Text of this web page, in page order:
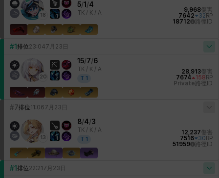
18 1
5/1 /4
TK / K / A 9,968傷害
7642
32 RP
18712
路徑ID
#1 排位23:047月23日
20 2
15/7/6
TK / K / A
T 1
28,913傷害
7674
158 RP
Private 路徑ID
#7排位11:067月23日
13 1
8/4/3
TK / K / A
T 1
12,237傷害
7516
30 RP
51959
路徑ID
#1 排位22:21 7月23日